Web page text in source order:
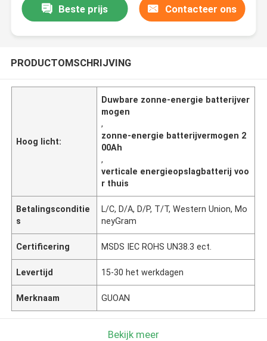
Beste prijs Contacteer ons
PRODUCTOMSCHRIJVING
Hoog licht:
Duwbare zonne-energie batterijver
mogen
,
zonne-energie batterijvermogen 2
00Ah
,
verticale energieopslagbatterij voo
r thuis
Betalingsconditie
s
L/C, D/A, D/P, T/T, Western Union, Mo
neyGram
Certificering MSDS IEC ROHS UN38.3 ect.
Levertijd 15-30 het werkdagen
Merknaam GUOAN
Bekijk meer